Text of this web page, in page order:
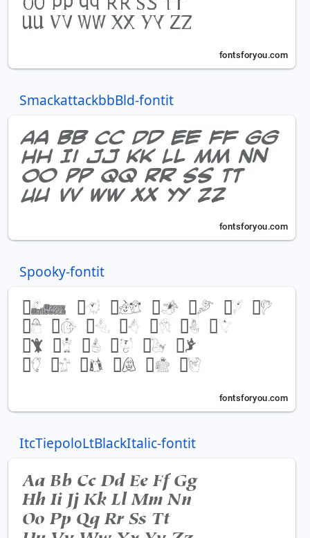
SmackattackbbBld-fontit
Spooky-fontit
ItcTiepoloLtBlackItalic-fontit